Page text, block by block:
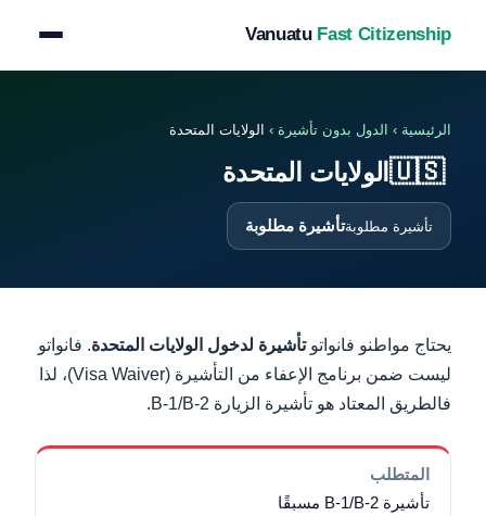
Vanuatu Fast Citizenship
الرئيسية › الدول بدون تأشيرة › الولايات المتحدة
🇺🇸 الولايات المتحدة
تأشيرة مطلوبةتأشيرة مطلوبة
يحتاج مواطنو فانواتوتأشيرة لدخول الولايات المتحدة. فانواتو
ليست ضمن برنامج الإعفاء من التأشيرة (Visa Waiver)، لذا
فالطريق المعتاد هو تأشيرة الزيارة B-1/B-2.
المتطلب
تأشيرة B-1/B-2 مسبقًا